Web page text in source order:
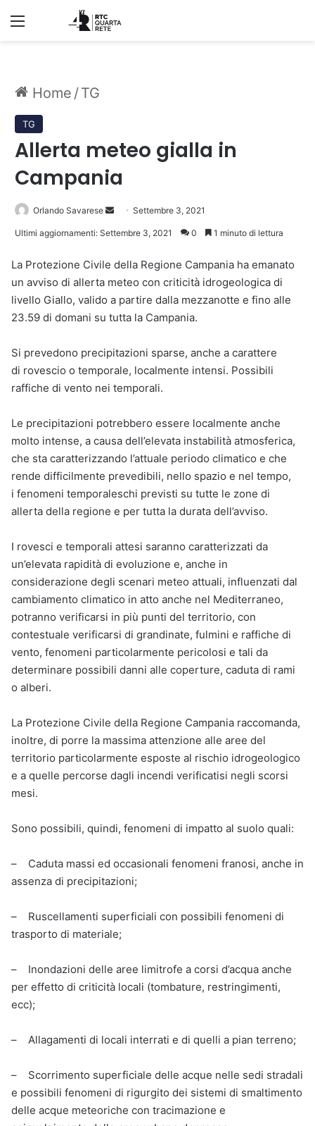
Menu
Home /TG
TG
Allerta meteo gialla in
Campania
Orlando Savarese
Invia Settembre 3, 2021
Ultimi aggiornamenti: Settembre 3, 2021 0 1 minuto di lettura
La Protezione Civile della Regione Campania ha emanato
un avviso di allerta meteo con criticità idrogeologica di
livello Giallo, valido a partire dalla mezzanotte e fino alle
23.59 di domani su tutta la Campania.
Si prevedono precipitazioni sparse, anche a carattere
di rovescio o temporale, localmente intensi. Possibili
raffiche di vento nei temporali.
Le precipitazioni potrebbero essere localmente anche
molto intense, a causa dell’elevata instabilità atmosferica,
che sta caratterizzando l’attuale periodo climatico​ e che
rende difficilmente prevedibili, nello spazio e nel tempo,
i fenomeni temporaleschi previsti su tutte le zone di
allerta della regione e per tutta la durata dell’avviso.
I rovesci e temporali attesi saranno caratterizzati da
un’elevata rapidità di evoluzione e, anche in
considerazione degli scenari meteo attuali, influenzati dal
cambiamento climatico in atto anche nel Mediterraneo,
potranno verificarsi in più punti del territorio, con
contestuale verificarsi di grandinate, fulmini e raffiche di
vento, fenomeni particolarmente pericolosi e tali da
determinare possibili danni alle coperture, caduta di rami
o alberi.
La Protezione Civile della Regione Campania raccomanda,
inoltre, di porre la massima attenzione alle aree del
territorio particolarmente esposte al rischio idrogeologico
e a quelle percorse dagli incendi verificatisi negli scorsi
mesi.
Sono possibili, quindi, fenomeni di impatto al suolo quali:
– Caduta massi ed occasionali fenomeni franosi, anche in
assenza di precipitazioni​;
– Ruscellamenti superficiali con possibili fenomeni di
trasporto di materiale;
– Inondazioni delle aree limitrofe a corsi d’acqua anche
per effetto di criticità locali (tombature, restringimenti,
ecc);
– Allagamenti di locali interra​ti e di quelli a pian terreno;
– Scorrimento superficiale delle acque nelle sedi stradali
e possibili fenomeni di rigurgito dei sistemi di smaltimento
delle acque meteoriche con tracimazione e